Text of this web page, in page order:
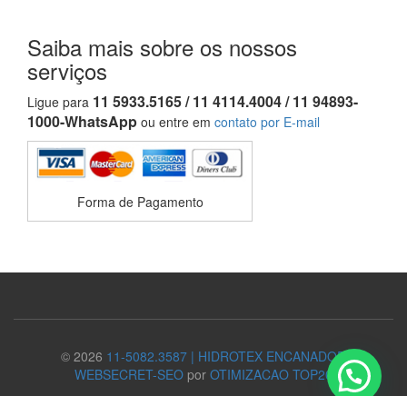
Saiba mais sobre os nossos
serviços
Ligue para 11 5933.5165 / 11 4114.4004 / 11 94893-
1000-WhatsApp ou entre em contato por E-mail
Forma de Pagamento
© 2026 11-5082.3587 | HIDROTEX ENCANADOR
WEBSECRET-SEO por OTIMIZACAO TOP20